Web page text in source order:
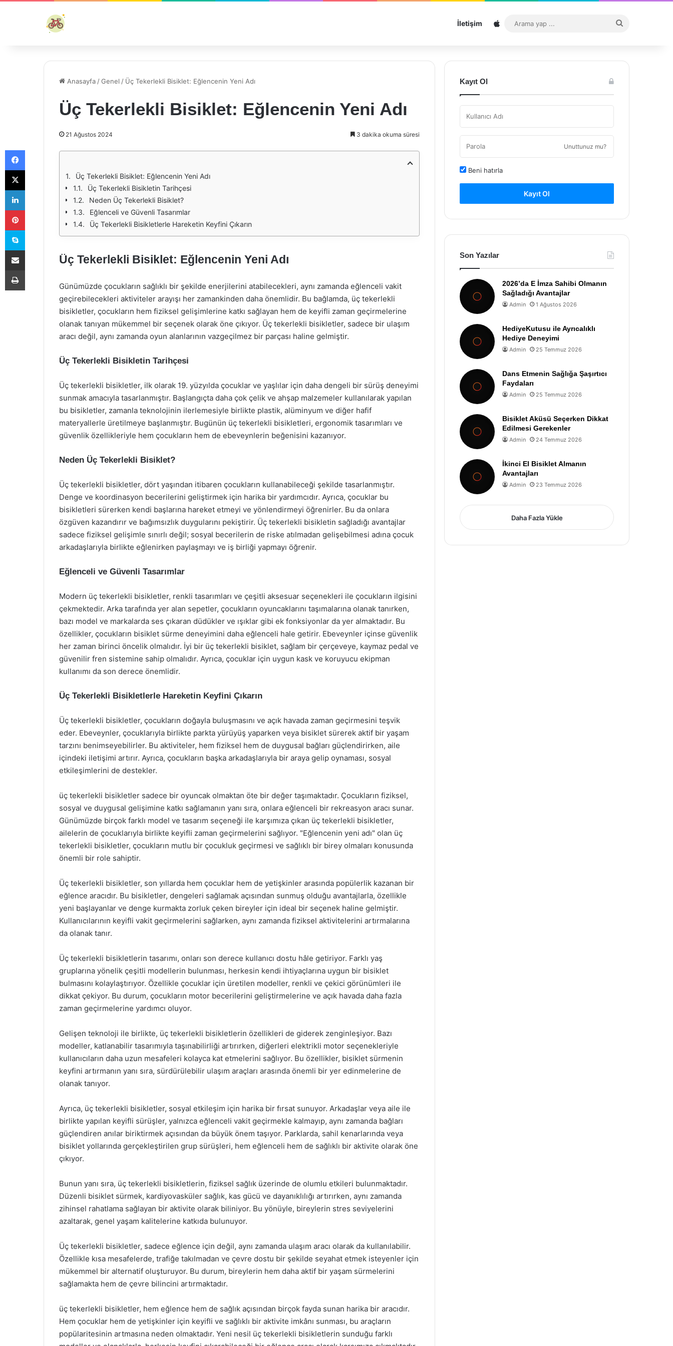
İletişim Sitemap
...
Anasayfa /Genel / Üç Tekerlekli Bisiklet: Eğlencenin Yeni Adı
Üç Tekerlekli Bisiklet: Eğlencenin Yeni Adı
21 Ağustos 2024 3 dakika okuma süresi
Üç Tekerlekli Bisiklet: Eğlencenin Yeni Adı
Üç Tekerlekli Bisikletin Tarihçesi
Neden Üç Tekerlekli Bisiklet?
Eğlenceli ve Güvenli Tasarımlar
Üç Tekerlekli Bisikletlerle Hareketin Keyfini Çıkarın
Üç Tekerlekli Bisiklet: Eğlencenin Yeni Adı
Günümüzde çocukların sağlıklı bir şekilde enerjilerini atabilecekleri, aynı zamanda eğlenceli vakit
geçirebilecekleri aktiviteler arayışı her zamankinden daha önemlidir. Bu bağlamda, üç tekerlekli
bisikletler, çocukların hem fiziksel gelişimlerine katkı sağlayan hem de keyifli zaman geçirmelerine
olanak tanıyan mükemmel bir seçenek olarak öne çıkıyor. Üç tekerlekli bisikletler, sadece bir ulaşım
aracı değil, aynı zamanda oyun alanlarının vazgeçilmez bir parçası haline gelmiştir.
Üç Tekerlekli Bisikletin Tarihçesi
Üç tekerlekli bisikletler, ilk olarak 19. yüzyılda çocuklar ve yaşlılar için daha dengeli bir sürüş deneyimi
sunmak amacıyla tasarlanmıştır. Başlangıçta daha çok çelik ve ahşap malzemeler kullanılarak yapılan
bu bisikletler, zamanla teknolojinin ilerlemesiyle birlikte plastik, alüminyum ve diğer hafif
materyallerle üretilmeye başlanmıştır. Bugünün üç tekerlekli bisikletleri, ergonomik tasarımları ve
güvenlik özellikleriyle hem çocukların hem de ebeveynlerin beğenisini kazanıyor.
Neden Üç Tekerlekli Bisiklet?
Üç tekerlekli bisikletler, dört yaşından itibaren çocukların kullanabileceği şekilde tasarlanmıştır.
Denge ve koordinasyon becerilerini geliştirmek için harika bir yardımcıdır. Ayrıca, çocuklar bu
bisikletleri sürerken kendi başlarına hareket etmeyi ve yönlendirmeyi öğrenirler. Bu da onlara
özgüven kazandırır ve bağımsızlık duygularını pekiştirir. Üç tekerlekli bisikletin sağladığı avantajlar
sadece fiziksel gelişimle sınırlı değil; sosyal becerilerin de riske atılmadan gelişebilmesi adına çocuk
arkadaşlarıyla birlikte eğlenirken paylaşmayı ve iş birliği yapmayı öğrenir.
Eğlenceli ve Güvenli Tasarımlar
Modern üç tekerlekli bisikletler, renkli tasarımları ve çeşitli aksesuar seçenekleri ile çocukların ilgisini
çekmektedir. Arka tarafında yer alan sepetler, çocukların oyuncaklarını taşımalarına olanak tanırken,
bazı model ve markalarda ses çıkaran düdükler ve ışıklar gibi ek fonksiyonlar da yer almaktadır. Bu
özellikler, çocukların bisiklet sürme deneyimini daha eğlenceli hale getirir. Ebeveynler içinse güvenlik
her zaman birinci öncelik olmalıdır. İyi bir üç tekerlekli bisiklet, sağlam bir çerçeveye, kaymaz pedal ve
güvenilir fren sistemine sahip olmalıdır. Ayrıca, çocuklar için uygun kask ve koruyucu ekipman
kullanımı da son derece önemlidir.
Üç Tekerlekli Bisikletlerle Hareketin Keyfini Çıkarın
Üç tekerlekli bisikletler, çocukların doğayla buluşmasını ve açık havada zaman geçirmesini teşvik
eder. Ebeveynler, çocuklarıyla birlikte parkta yürüyüş yaparken veya bisiklet sürerek aktif bir yaşam
tarzını benimseyebilirler. Bu aktiviteler, hem fiziksel hem de duygusal bağları güçlendirirken, aile
içindeki iletişimi artırır. Ayrıca, çocukların başka arkadaşlarıyla bir araya gelip oynaması, sosyal
etkileşimlerini de destekler.
üç tekerlekli bisikletler sadece bir oyuncak olmaktan öte bir değer taşımaktadır. Çocukların fiziksel,
sosyal ve duygusal gelişimine katkı sağlamanın yanı sıra, onlara eğlenceli bir rekreasyon aracı sunar.
Günümüzde birçok farklı model ve tasarım seçeneği ile karşımıza çıkan üç tekerlekli bisikletler,
ailelerin de çocuklarıyla birlikte keyifli zaman geçirmelerini sağlıyor. "Eğlencenin yeni adı" olan üç
tekerlekli bisikletler, çocukların mutlu bir çocukluk geçirmesi ve sağlıklı bir birey olmaları konusunda
önemli bir role sahiptir.
Üç tekerlekli bisikletler, son yıllarda hem çocuklar hem de yetişkinler arasında popülerlik kazanan bir
eğlence aracıdır. Bu bisikletler, dengeleri sağlamak açısından sunmuş olduğu avantajlarla, özellikle
yeni başlayanlar ve denge kurmakta zorluk çeken bireyler için ideal bir seçenek haline gelmiştir.
Kullanıcılarının keyifli vakit geçirmelerini sağlarken, aynı zamanda fiziksel aktivitelerini artırmalarına
da olanak tanır.
Üç tekerlekli bisikletlerin tasarımı, onları son derece kullanıcı dostu hâle getiriyor. Farklı yaş
gruplarına yönelik çeşitli modellerin bulunması, herkesin kendi ihtiyaçlarına uygun bir bisiklet
bulmasını kolaylaştırıyor. Özellikle çocuklar için üretilen modeller, renkli ve çekici görünümleri ile
dikkat çekiyor. Bu durum, çocukların motor becerilerini geliştirmelerine ve açık havada daha fazla
zaman geçirmelerine yardımcı oluyor.
Gelişen teknoloji ile birlikte, üç tekerlekli bisikletlerin özellikleri de giderek zenginleşiyor. Bazı
modeller, katlanabilir tasarımıyla taşınabilirliği artırırken, diğerleri elektrikli motor seçenekleriyle
kullanıcıların daha uzun mesafeleri kolayca kat etmelerini sağlıyor. Bu özellikler, bisiklet sürmenin
keyfini artırmanın yanı sıra, sürdürülebilir ulaşım araçları arasında önemli bir yer edinmelerine de
olanak tanıyor.
Ayrıca, üç tekerlekli bisikletler, sosyal etkileşim için harika bir fırsat sunuyor. Arkadaşlar veya aile ile
birlikte yapılan keyifli sürüşler, yalnızca eğlenceli vakit geçirmekle kalmayıp, aynı zamanda bağları
güçlendiren anılar biriktirmek açısından da büyük önem taşıyor. Parklarda, sahil kenarlarında veya
bisiklet yollarında gerçekleştirilen grup sürüşleri, hem eğlenceli hem de sağlıklı bir aktivite olarak öne
çıkıyor.
Bunun yanı sıra, üç tekerlekli bisikletlerin, fiziksel sağlık üzerinde de olumlu etkileri bulunmaktadır.
Düzenli bisiklet sürmek, kardiyovasküler sağlık, kas gücü ve dayanıklılığı artırırken, aynı zamanda
zihinsel rahatlama sağlayan bir aktivite olarak biliniyor. Bu yönüyle, bireylerin stres seviyelerini
azaltarak, genel yaşam kalitelerine katkıda bulunuyor.
Üç tekerlekli bisikletler, sadece eğlence için değil, aynı zamanda ulaşım aracı olarak da kullanılabilir.
Özellikle kısa mesafelerde, trafiğe takılmadan ve çevre dostu bir şekilde seyahat etmek isteyenler için
mükemmel bir alternatif oluşturuyor. Bu durum, bireylerin hem daha aktif bir yaşam sürmelerini
sağlamakta hem de çevre bilincini artırmaktadır.
üç tekerlekli bisikletler, hem eğlence hem de sağlık açısından birçok fayda sunan harika bir aracıdır.
Hem çocuklar hem de yetişkinler için keyifli ve sağlıklı bir aktivite imkânı sunması, bu araçların
popülaritesinin artmasına neden olmaktadır. Yeni nesil üç tekerlekli bisikletlerin sunduğu farklı
Kayıt Ol
Unuttunuz mu?
Beni hatırla
Kayıt Ol
Son Yazılar
2026’da E İmza Sahibi Olmanın
Sağladığı Avantajlar
Admin 1 Ağustos 2026
HediyeKutusu ile Ayrıcalıklı
Hediye Deneyimi
Admin 25 Temmuz 2026
Dans Etmenin Sağlığa Şaşırtıcı
Faydaları
Admin 25 Temmuz 2026
Bisiklet Aküsü Seçerken Dikkat
Edilmesi Gerekenler
Admin 24 Temmuz 2026
İkinci El Bisiklet Almanın
Avantajları
Admin 23 Temmuz 2026
Daha Fazla Yükle
Facebook
X
LinkedIn
Pinterest
Skype
E-Posta ile paylaş